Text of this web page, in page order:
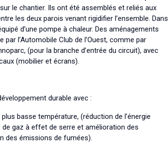
le chantier. Ils ont été assemblés et reliés aux
les deux parois venant rigidifier l’ensemble. Dans
d’une pompe à chaleur. Des aménagements
l’Automobile Club de l’Ouest, comme par
(pour la branche d’entrée du circuit), avec
(mobilier et écrans).
durable avec :
basse température, (réduction de l’énergie
gaz à effet de serre et amélioration des
des émissions de fumées).